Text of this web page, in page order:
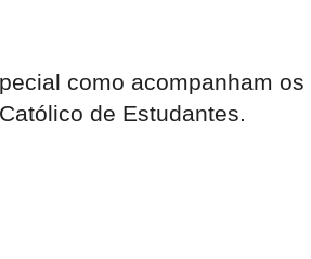
como acompanham
de Estudantes.